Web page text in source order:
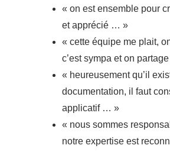
« on est ensemble pour
et apprécié … »
« cette équipe me plait,
c’est sympa et on
« heureusement qu’il
documentation, il faut
applicatif … »
« nous sommes
notre expertise est